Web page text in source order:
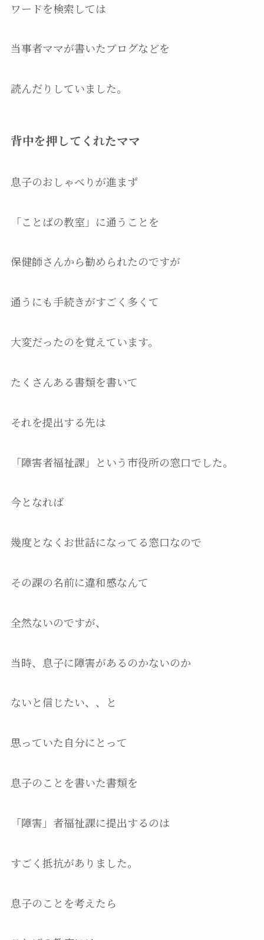
ワードを検索しては
当事者ママが書いたブログなどを
読んだりしていました。
背中を押してくれたママ
息子のおしゃべりが進まず
「ことばの教室」に通うことを
保健師さんから勧められたのですが
通うにも手続きがすごく多くて
大変だったのを覚えています。
たくさんある書類を書いて
それを提出する先は
「障害者福祉課」という市役所の窓口でした。
今となれば
幾度となくお世話になってる窓口なので
その課の名前に違和感なんて
全然ないのですが、
当時、息子に障害があるのかないのか
ないと信じたい、、と
思っていた自分にとって
息子のことを書いた書類を
「障害」者福祉課に提出するのは
すごく抵抗がありました。
息子のことを考えたら